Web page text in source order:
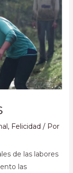
, Felicidad / Por
de las labores
las